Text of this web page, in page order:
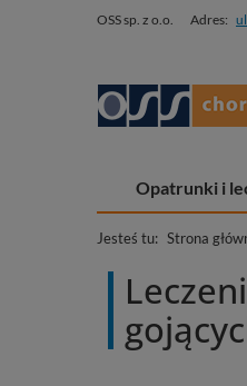
OSS sp. z o.o. Adres:
Opatrunki i
Jesteś tu: Strona